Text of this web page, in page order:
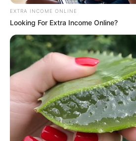
EXTRA INCOME ONLINE
Looking For Extra Income Online?